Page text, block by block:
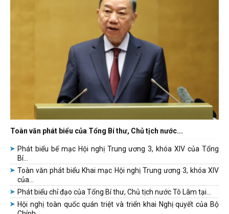
Toàn văn phát biểu của Tổng Bí thư, Chủ tịch nước...
Phát biểu bế mạc Hội nghị Trung ương 3, khóa XIV của Tổng
Bí...
Toàn văn phát biểu Khai mạc Hội nghị Trung ương 3, khóa XIV
của...
Phát biểu chỉ đạo của Tổng Bí thư, Chủ tịch nước Tô Lâm tại...
Hội nghị toàn quốc quán triệt và triển khai Nghị quyết của Bộ